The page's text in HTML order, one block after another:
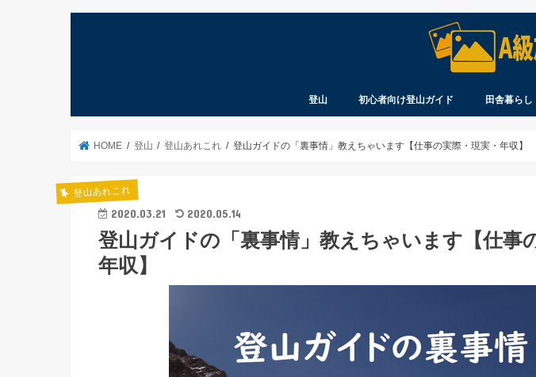
登山 初心者向け登山ガイド 田舎暮らし
HOME 登山 登山あれこれ 登山ガイドの「裏事情」教えちゃいます【仕事の実際・現実・年収】
登山あれこれ
2020.03.21 2020.05.14
登山ガイドの「裏事情」教えちゃいます【仕事
年収】